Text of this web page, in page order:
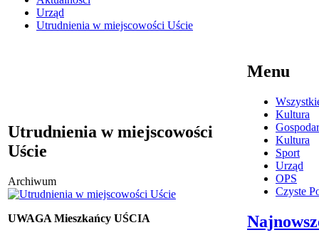
Urząd
Utrudnienia w miejscowości Uście
Utrudnienia w miejscowości
Uście
Archiwum
UWAGA Mieszkańcy UŚCIA
Menu
Kultura
Kultura
Sport
Urząd
OPS
Czyste